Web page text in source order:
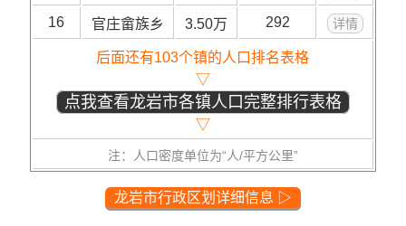
16 官庄畲族乡 3.50万 292 详情
后面还有103个镇的人口排名表格
▽
点我查看龙岩市各镇人口完整排行表格
▽
注：人口密度单位为“人/平方公里”
龙岩市行政区划详细信息 ▷